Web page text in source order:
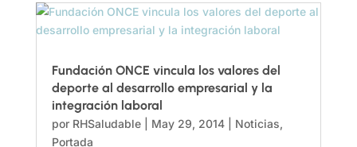
Fundación ONCE vincula los valores del
deporte al desarrollo empresarial y la
integración laboral
por RHSaludable| May 29, 2014| Noticias,
Portada